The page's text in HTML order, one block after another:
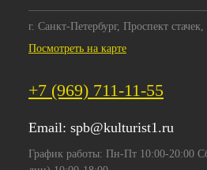
г. Санкт-Петербург, Проспект
Посмотреть на карте
+7 (969) 711-11-55
Email: spb@kulturist1.ru
График работы: Пн-Пт 10:00-20:00